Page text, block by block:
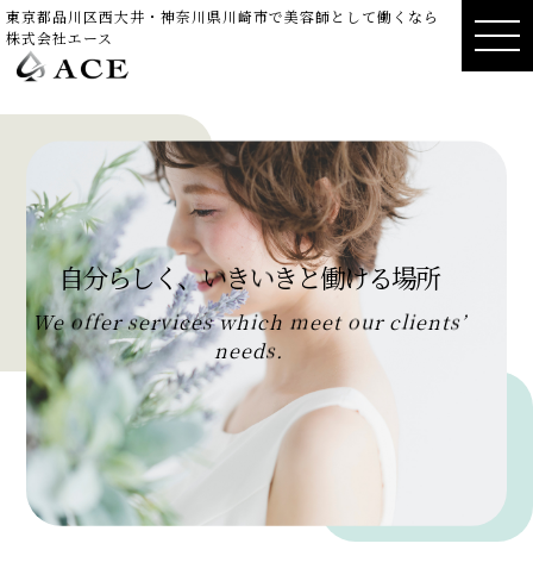
東京都品川区西大井・神奈川県川崎市で美容師として働くなら
株式会社エース
自分らしく、いきいきと働ける場所
We offer services which meet our clients’
needs.